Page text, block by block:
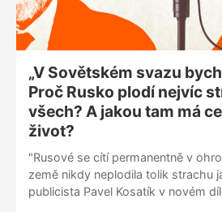
„V Sovětském svazu
Proč Rusko plodí nejvíc
všech? A jakou tam má
život?
"Rusové se cítí permanentně v
země nikdy neplodila tolik strachu
publicista Pavel Kosatík v novém